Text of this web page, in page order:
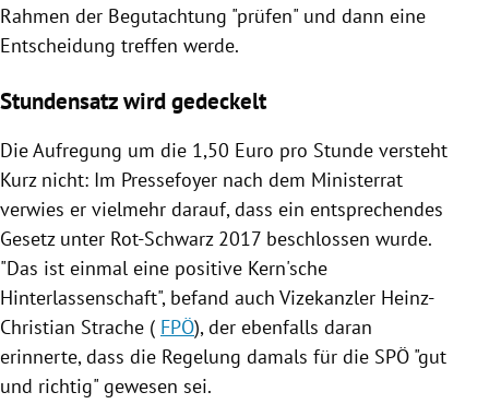
Rahmen der Begutachtung "prüfen" und dann eine
Entscheidung treffen werde.
Stundensatz wird gedeckelt
Die Aufregung um die 1,50 Euro pro Stunde versteht
Kurz nicht: Im Pressefoyer nach dem Ministerrat
verwies er vielmehr darauf, dass ein entsprechendes
Gesetz unter Rot-Schwarz 2017 beschlossen wurde.
"Das ist einmal eine positive Kern'sche
Hinterlassenschaft", befand auch Vizekanzler Heinz-
Christian Strache ( FPÖ), der ebenfalls daran
erinnerte, dass die Regelung damals für die SPÖ "gut
und richtig" gewesen sei.